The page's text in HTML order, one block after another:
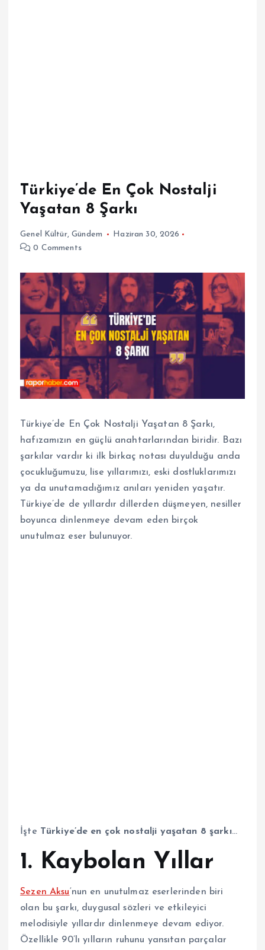
Türkiye’de En Çok Nostalji
Yaşatan 8 Şarkı
Genel Kültür,Gündem
Haziran 30, 2026
0 Comments
Türkiye’de En Çok Nostalji Yaşatan 8 Şarkı,
hafızamızın en güçlü anahtarlarından biridir. Bazı
şarkılar vardır ki ilk birkaç notası duyulduğu anda
çocukluğumuzu, lise yıllarımızı, eski dostluklarımızı
ya da unutamadığımız anıları yeniden yaşatır.
Türkiye’de de yıllardır dillerden düşmeyen, nesiller
boyunca dinlenmeye devam eden birçok
unutulmaz eser bulunuyor.
İşte Türkiye’de en çok nostalji yaşatan 8 şarkı…
1. Kaybolan Yıllar
Sezen Aksu‘nun en unutulmaz eserlerinden biri
olan bu şarkı, duygusal sözleri ve etkileyici
melodisiyle yıllardır dinlenmeye devam ediyor.
Özellikle 90’lı yılların ruhunu yansıtan parçalar